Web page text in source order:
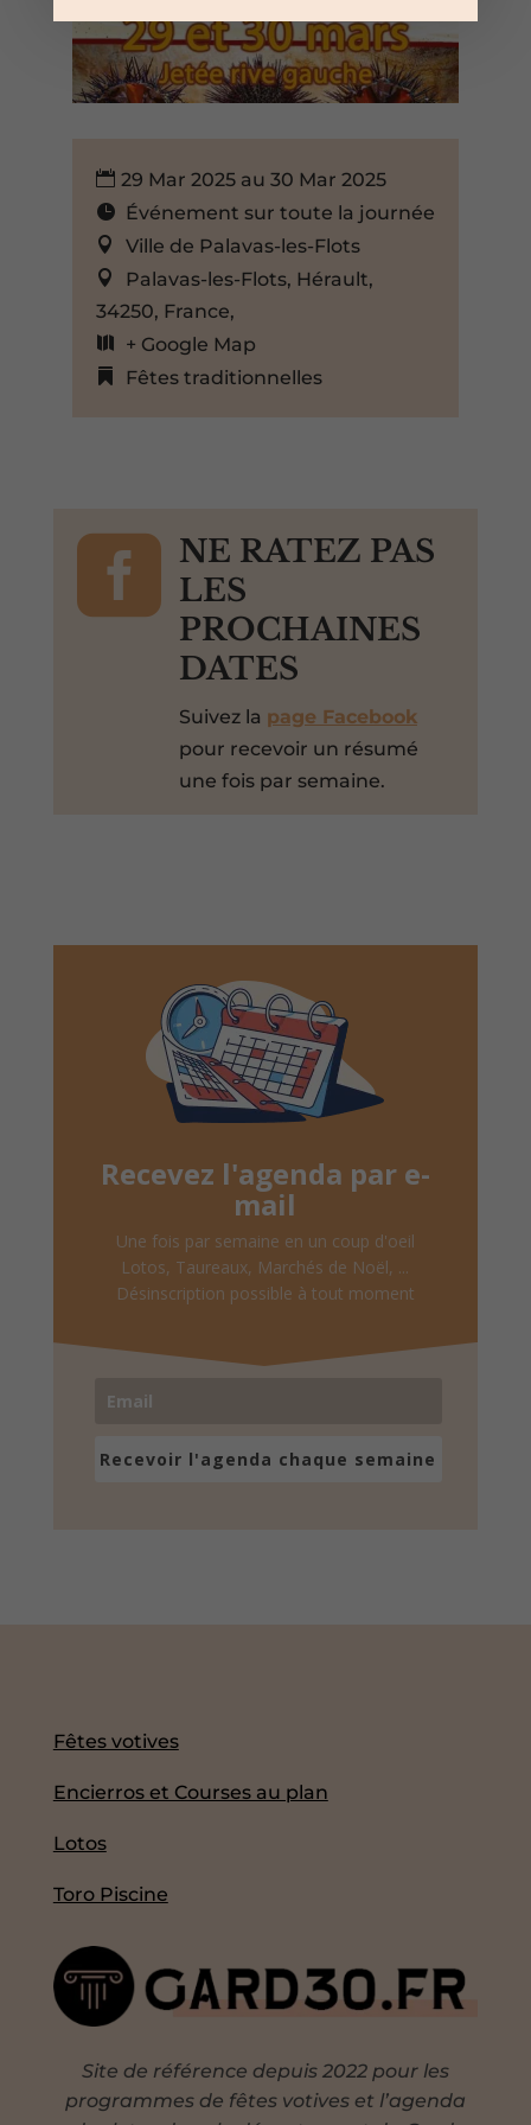
29 Mar 2025 au 30 Mar 2025
Événement sur toute la journée
Ville de Palavas-les-Flots
Palavas-les-Flots, Hérault,
34250, France,
+ Google Map
Fêtes traditionnelles

NE RATEZ PAS
LES
PROCHAINES
DATES
Suivez la page Facebook
pour recevoir un résumé
une fois par semaine.
Recevez l'agenda par e-
mail
Une fois par semaine en un coup d'oeil
Lotos, Taureaux, Marchés de Noël, ...
Désinscription possible à tout moment
Recevoir l'agenda chaque semaine
Fêtes votives
Encierros et Courses au plan
Lotos
Toro Piscine
Site de référence depuis 2022 pour les
programmes de fêtes votives et l’agenda